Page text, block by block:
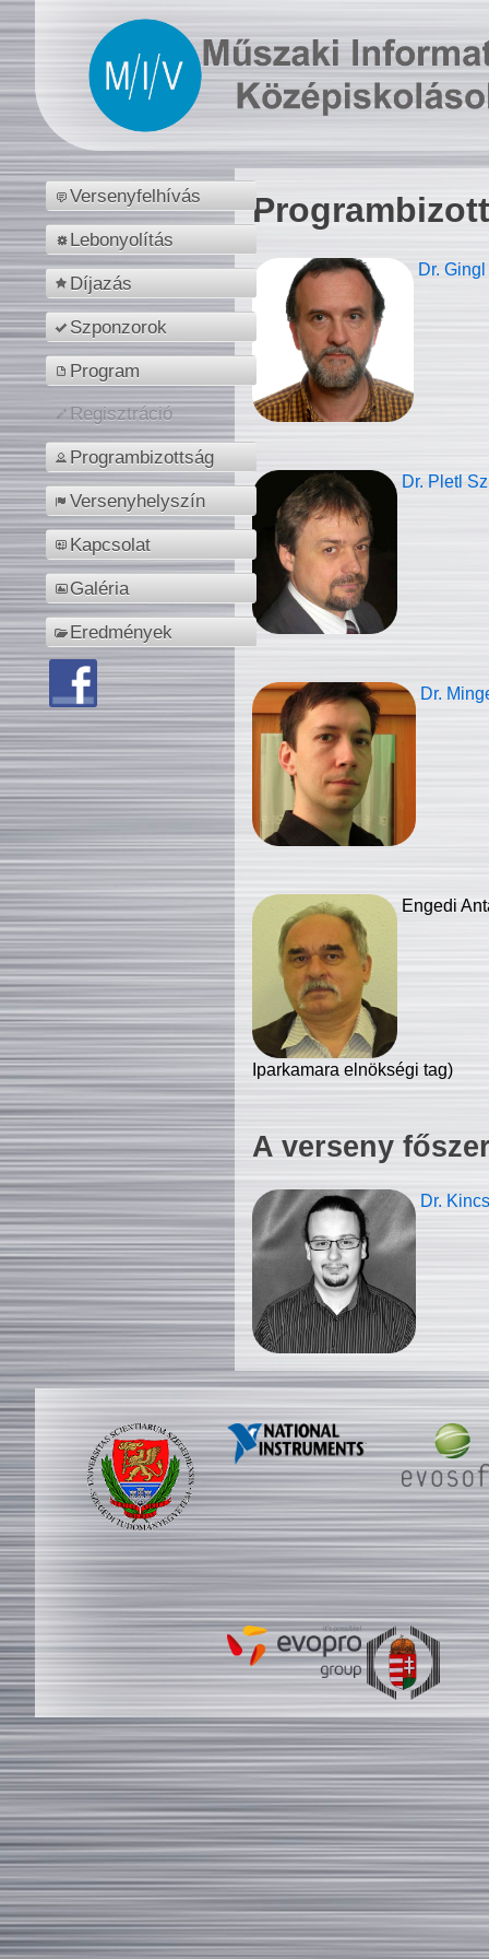
Versenyfelhívás
Lebonyolítás
Díjazás
Szponzorok
Program
Regisztráció
Programbizottság
Versenyhelyszín
Kapcsolat
Galéria
Eredmények
Dr.
Dr. Pletl
Dr.
Engedi
Iparkamara elnökségi tag)
A verseny
Dr.